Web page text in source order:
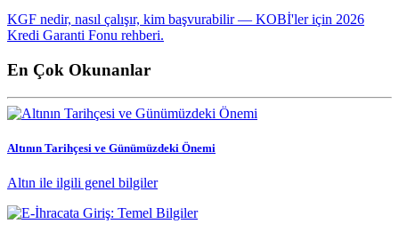
KGF nedir, nasıl çalışır, kim başvurabilir — KOBİ'ler için 2026
Kredi Garanti Fonu rehberi.
En Çok Okunanlar
Altının Tarihçesi ve Günümüzdeki Önemi
Altın ile ilgili genel bilgiler